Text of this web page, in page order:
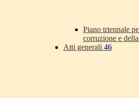
Piano triennale
corruzione e
Atti generali 46